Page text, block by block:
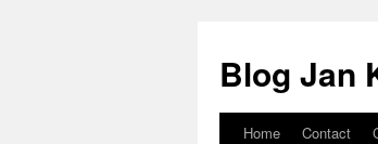
Blog Jan
Home Contact